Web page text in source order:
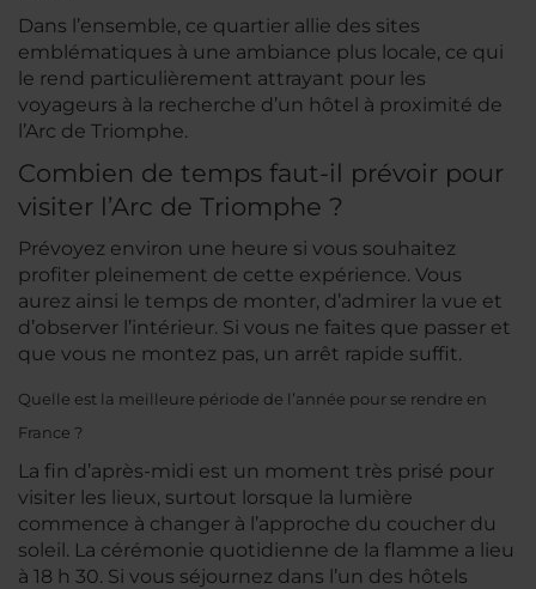
Dans l’ensemble, ce quartier allie des sites
emblématiques à une ambiance plus locale, ce qui
le rend particulièrement attrayant pour les
voyageurs à la recherche d’un hôtel à proximité de
l’Arc de Triomphe.
Combien de temps faut-il prévoir pour
visiter l’Arc de Triomphe ?
Prévoyez environ une heure si vous souhaitez
profiter pleinement de cette expérience. Vous
aurez ainsi le temps de monter, d’admirer la vue et
d’observer l’intérieur. Si vous ne faites que passer et
que vous ne montez pas, un arrêt rapide suffit.
Quelle est la meilleure période de l’année pour se rendre en
France ?
La fin d’après-midi est un moment très prisé pour
visiter les lieux, surtout lorsque la lumière
commence à changer à l’approche du coucher du
soleil. La cérémonie quotidienne de la flamme a lieu
à 18 h 30. Si vous séjournez dans l’un des hôtels